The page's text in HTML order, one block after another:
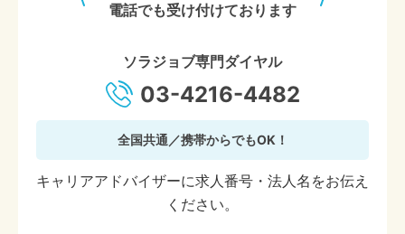
電話でも受け付けております
ソラジョブ専門ダイヤル
03-4216-4482
全国共通／携帯からでもOK！
キャリアアドバイザーに求人番号・法人名をお伝え
ください。